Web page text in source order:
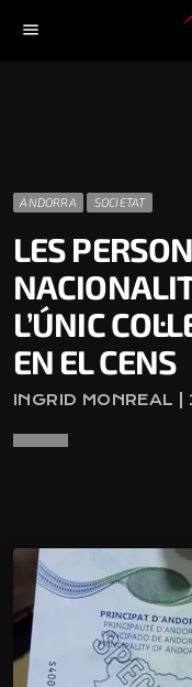
menu
ANDORRA SOCIETAT
LES
L’ÚNIC
EN EL CENS
INGRID MONREAL